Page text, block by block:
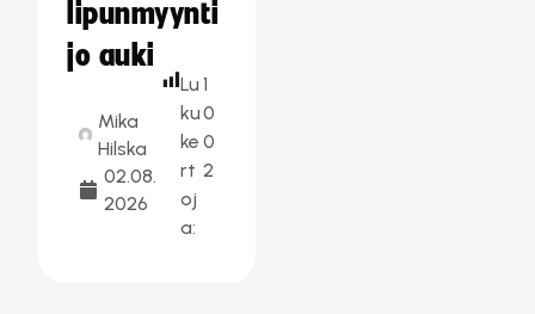
lipunmyynti
jo auki
Mika
Hilska
02.08.
2026
Lu
ku
ke
rt
oj
a:
1
0
0
2